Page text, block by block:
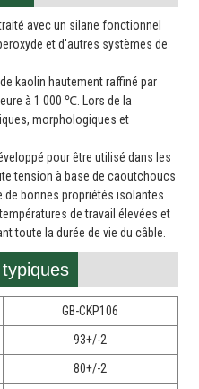
avec un silane fonctionnel
et d'autres systèmes de
kaolin hautement raffiné par
à 1 000 ℃. Lors de la
morphologiques et
pour être utilisé dans les
tension à base de caoutchoucs
de bonnes propriétés isolantes
de travail élevées et
toute la durée de vie du câble.
GB-CKP106
93+/-2
80+/-2